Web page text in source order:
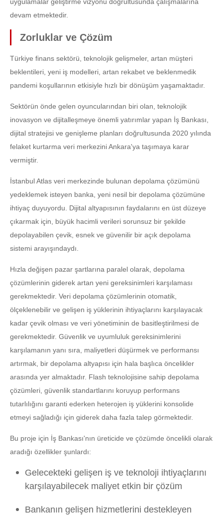
devam etmektedir.
Zorluklar ve Çözüm
Türkiye finans sektörü, teknolojik gelişmeler, artan müşteri
beklentileri, yeni iş modelleri, artan rekabet ve beklenmedik
pandemi koşullarının etkisiyle hızlı bir dönüşüm yaşamaktadır.
Sektörün önde gelen oyuncularından biri olan, teknolojik
inovasyon ve dijitalleşmeye önemli yatırımlar yapan İş Bankası,
dijital stratejisi ve genişleme planları doğrultusunda 2020 yılında
felaket kurtarma veri merkezini Ankara'ya taşımaya karar
vermiştir.
İstanbul Atlas veri merkezinde bulunan depolama çözümünü
yedeklemek isteyen banka, yeni nesil bir depolama çözümüne
ihtiyaç duyuyordu. Dijital altyapısının faydalarını en üst düzeye
çıkarmak için, büyük hacimli verileri sorunsuz bir şekilde
depolayabilen çevik, esnek ve güvenilir bir açık depolama
sistemi arayışındaydı.
Hızla değişen pazar şartlarına paralel olarak, depolama
çözümlerinin giderek artan yeni gereksinimleri karşılaması
gerekmektedir. Veri depolama çözümlerinin otomatik,
ölçeklenebilir ve gelişen iş yüklerinin ihtiyaçlarını karşılayacak
kadar çevik olması ve veri yönetiminin de basitleştirilmesi de
gerekmektedir. Güvenlik ve uyumluluk gereksinimlerini
karşılamanın yanı sıra, maliyetleri düşürmek ve performansı
artırmak, bir depolama altyapısı için hala başlıca öncelikler
arasında yer almaktadır. Flash teknolojisine sahip depolama
çözümleri, güvenlik standartlarını koruyup performans
tutarlılığını garanti ederken heterojen iş yüklerini konsolide
etmeyi sağladığı için giderek daha fazla talep görmektedir.
Bu proje için İş Bankası'nın üreticide ve çözümde öncelikli olarak
aradığı özellikler şunlardı:
Gelecekteki gelişen iş ve teknoloji ihtiyaçlarını
karşılayabilecek maliyet etkin bir çözüm
Bankanın gelişen hizmetlerini destekleyen